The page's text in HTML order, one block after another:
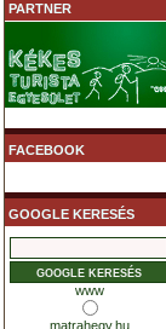
PARTNER
FACEBOOK
GOOGLE KERESÉS
www
matrahegy.hu